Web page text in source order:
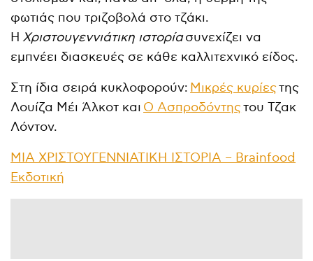
φωτιάς που τριζοβολά στο τζάκι.
Η Χριστουγεννιάτικη ιστορίασυνεχίζει να
εμπνέει διασκευές σε κάθε καλλιτεχνικό είδος.
Στη ίδια σειρά κυκλοφορούν: Μικρές κυρίεςτης
Λουίζα Μέι Άλκοτ και Ο Ασπροδόντηςτου Τζακ
Λόντον.
ΜΙΑ ΧΡΙΣΤΟΥΓΕΝΝΙΑΤΙΚΗ ΙΣΤΟΡΙΑ – Brainfood
Εκδοτική